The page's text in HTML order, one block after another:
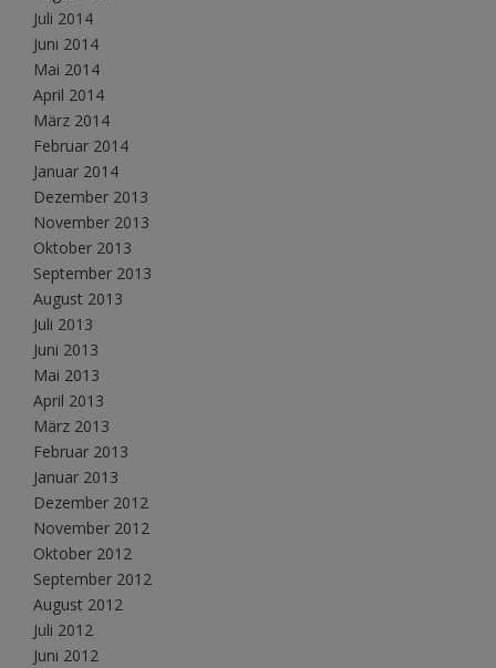
Juli 2014
Juni 2014
Mai 2014
April 2014
März 2014
Februar 2014
Januar 2014
Dezember 2013
November 2013
Oktober 2013
September 2013
August 2013
Juli 2013
Juni 2013
Mai 2013
April 2013
März 2013
Februar 2013
Januar 2013
Dezember 2012
November 2012
Oktober 2012
September 2012
August 2012
Juli 2012
Juni 2012